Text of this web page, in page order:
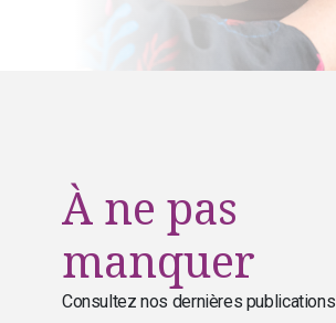
À ne pas
manquer
Consultez nos dernières publications